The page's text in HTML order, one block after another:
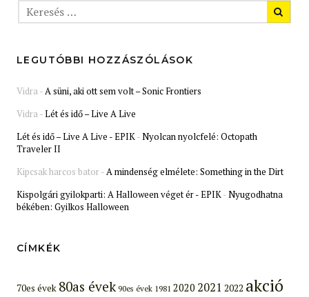
LEGUTÓBBI HOZZÁSZÓLÁSOK
Vidra-A süni, aki ott sem volt – Sonic Frontiers
Vidra-Lét és idő – Live A Live
Lét és idő – Live A Live - EPIK-Nyolcan nyolcfelé: Octopath
Traveler II
Kipcsak harcos bator-A mindenség elmélete: Something in the Dirt
Kispolgári gyilokparti: A Halloween véget ér - EPIK-Nyugodhatna
békében: Gyilkos Halloween
CÍMKÉK
70es évek 80as évek 90es évek 1981 2020 2021 2022 akció